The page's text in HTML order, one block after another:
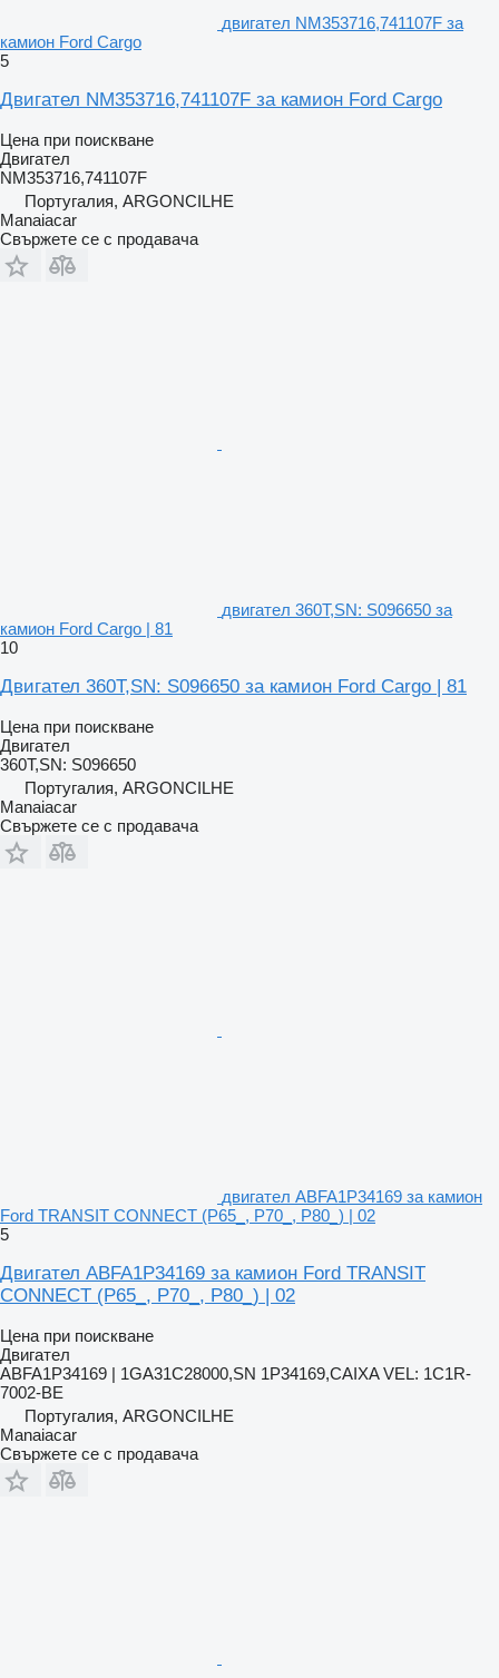
двигател NM353716,741107F за
камион Ford Cargo
5
Двигател NM353716,741107F за камион Ford Cargo
Цена при поискване
Двигател
NM353716,741107F
Португалия, ARGONCILHE
Manaiacar
Свържете се с продавача
двигател 360T,SN: S096650 за
камион Ford Cargo | 81
10
Двигател 360T,SN: S096650 за камион Ford Cargo | 81
Цена при поискване
Двигател
360T,SN: S096650
Португалия, ARGONCILHE
Manaiacar
Свържете се с продавача
двигател ABFA1P34169 за камион
Ford TRANSIT CONNECT (P65_, P70_, P80_) | 02
5
Двигател ABFA1P34169 за камион Ford TRANSIT
CONNECT (P65_, P70_, P80_) | 02
Цена при поискване
Двигател
ABFA1P34169 | 1GA31C28000,SN 1P34169,CAIXA VEL: 1C1R-
7002-BE
Португалия, ARGONCILHE
Manaiacar
Свържете се с продавача